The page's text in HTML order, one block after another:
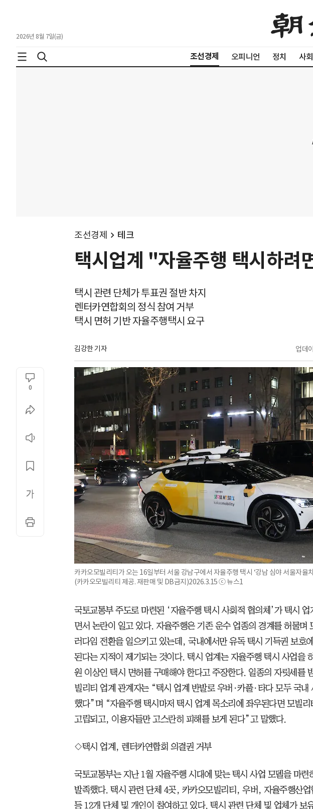
2026년 8월 7일(금)
조선경제 오피니언 정치 사회
조선경제 테크
택시업계 "자율주행 택시하
택시 관련 단체가 투표권 절반 차지
렌터카연합회의 정식 참여 거부
택시 면허 기반 자율주행택시 요구
김강한 기자 업데
0
카카오모빌리티가 오는 16일부터 서울 강남구에서 자율주행 택시 ‘강남 심야 서울자율
(카카오모빌리티 제공. 재판매 및 DB금지)2026.3.15 ⓒ 뉴스1
국토교통부 주도로 마련된 ‘자율주행 택시 사회적 협의체’가 택시 업
면서 논란이 일고 있다. 자율주행은 기존 운수 업종의 경계를 허물며
러다임 전환을 일으키고 있는데, 국내에서만 유독 택시 기득권 보호
된다는 지적이 제기되는 것이다. 택시 업계는 자율주행 택시 사업을
원 이상인 택시 면허를 구매해야 한다고 주장한다. 일종의 자릿세를
빌리티 업계 관계자는 “택시 업계 반발로 우버·카풀·타다 모두 국내
했다”며 “자율주행 택시마저 택시 업계 목소리에 좌우된다면 모빌리
고립되고, 이용자들만 고스란히 피해를 보게 된다”고 말했다.
◇택시 업계, 렌터카연합회 의결권 거부
국토교통부는 지난 1월 자율주행 시대에 맞는 택시 사업 모델을 마련
발족했다. 택시 관련 단체 4곳, 카카오모빌리티, 우버, 자율주행산
등 12개 단체 및 개인이 참여하고 있다. 택시 관련 단체 및 업체가 보